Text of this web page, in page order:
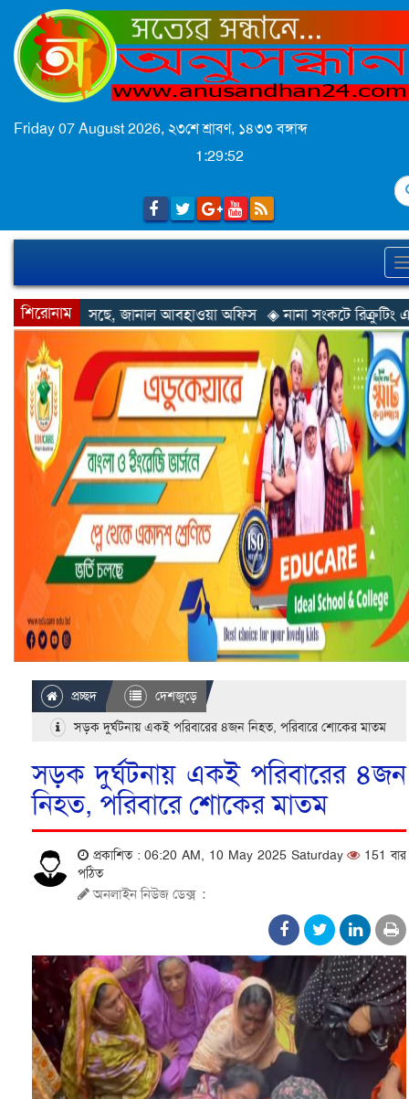
Friday 07 August 2026, ২৩শে শ্রাবণ, ১৪৩৩ বঙ্গাব্দ
1:29:55
শিরোনামঅফিস ◈ নানা সংকটে রিক্রুটিং এজেন্সি, হুমকির মুখে শ্রম
প্রচ্ছদ
দেশজুড়ে
সড়ক দুর্ঘটনায় একই পরিবারের ৪জন নিহত, পরিবারে শোকের মাতম
সড়ক দুর্ঘটনায় একই পরিবারের ৪জন
নিহত, পরিবারে শোকের মাতম
প্রকাশিত : 06:20 AM, 10 May 2025 Saturday
151 বার
পঠিত
অনলাইন নিউজ ডেক্স :